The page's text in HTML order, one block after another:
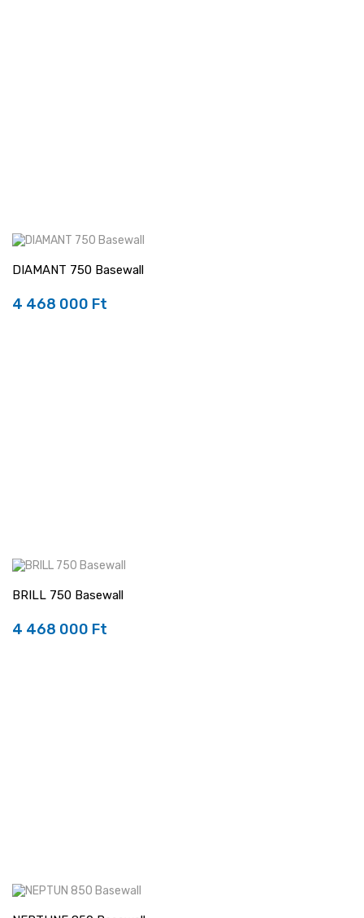
DIAMANT 750 Basewall
Ár
4 468 000 Ft
BRILL 750 Basewall
Ár
4 468 000 Ft